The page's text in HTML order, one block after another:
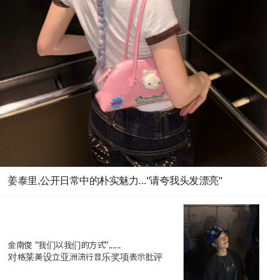
姜泰里,公开日常中的朴实魅力..."请夸我头发漂亮"
金南俊 "我们以我们的方式"......
对格莱美设立亚洲流行音乐奖项表示批评